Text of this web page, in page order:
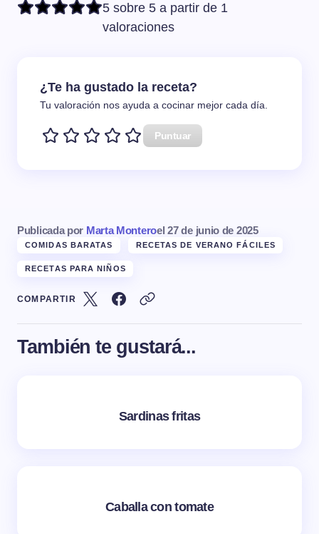
5 sobre 5 a partir de 1
valoraciones
¿Te ha gustado la receta?
Tu valoración nos ayuda a cocinar mejor cada día.
Puntuar
Publicada por Marta Monteroel 27 de junio de 2025
COMIDAS BARATAS RECETAS DE VERANO FÁCILES
RECETAS PARA NIÑOS
COMPARTIR
También te gustará...
Sardinas fritas
Caballa con tomate